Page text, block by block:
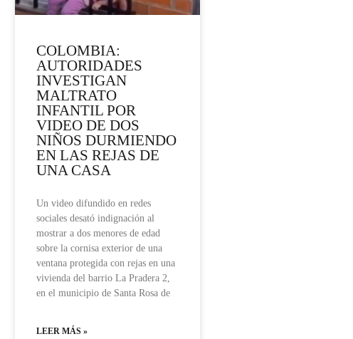
COLOMBIA:
AUTORIDADES
INVESTIGAN
MALTRATO
INFANTIL POR
VIDEO DE DOS
NIÑOS DURMIENDO
EN LAS REJAS DE
UNA CASA
Un video difundido en redes
sociales desató indignación al
mostrar a dos menores de edad
sobre la cornisa exterior de una
ventana protegida con rejas en una
vivienda del barrio La Pradera 2,
en el municipio de Santa Rosa de
LEER MÁS »